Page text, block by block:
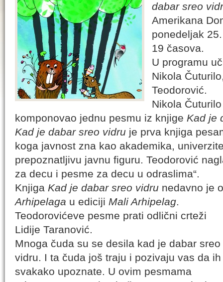
dabar sreo
Amerikana
ponedeljak
19 časova.
U programu
Nikola
Teodorović.
Nikola
komponovao jednu pesmu iz knjige Kad je
Kad je dabar sreo vidru je prva knjiga
koga javnost zna kao akademika,
prepoznatljivu javnu figuru. Teodorović
za decu i pesme za decu u odraslima“.
Knjiga Kad je dabar sreo vidru nedavno je
Arhipelaga u ediciji Mali Arhipelag.
Teodorovićeve pesme prati odlični crteži
Lidije Taranović.
Mnoga čuda su se desila kad je dabar sreo
vidru. I ta čuda još traju i pozivaju vas da ih
svakako upoznate. U ovim pesmama